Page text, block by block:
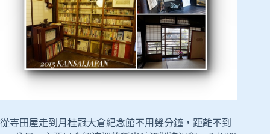
從寺田屋走到月桂冠大倉紀念館不用幾分鐘，距離不到